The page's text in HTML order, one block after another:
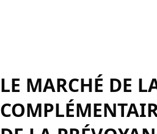
LE MARCHÉ DE